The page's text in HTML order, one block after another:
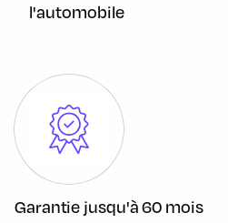
l'automobile
Garantie jusqu'à 60 mois